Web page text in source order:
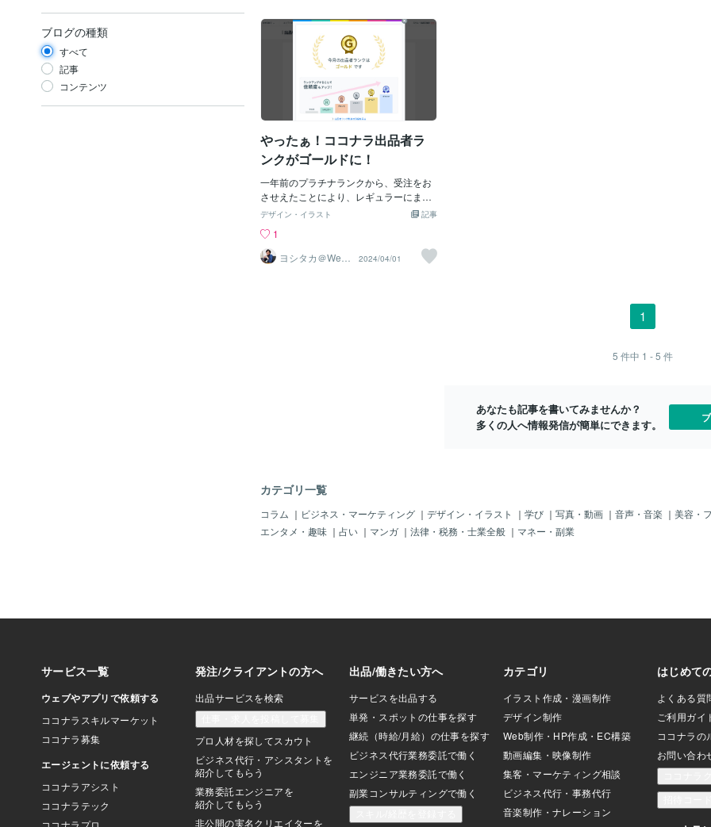
ブログの種類
すべて
記事
コンテンツ
ードから、「人との違い」と連想し「虹
色」で表現しました。・インパクトと高
級感のバランス化に成功して、めずらし
い事例です。当サービスでは、高級感を
テーマにしたヘッダー画像制作をご提供
いたします。・権威性を表現したヘッダ
ーがほしい・ひと目で心を鷲掴みにする
ようなクオリティだと嬉しい・ライバル
と圧倒的に差別化できるヘッダーがほし
いそんな方にぴったりのサービスです！
ご検討いただけますと幸いです。
セプトをどうやって決めるの？”あなたの
ビスの強み”です。これはあなたの主観で
決めるものではなく、お客様に聞いて決
やったぁ！ココナラ出品者ラ
ンクがゴールドに！
一年前のプラチナランクから、受注をお
させえたことにより、レギュラーにまで
転落..。最近、活動再開してから、おかげ
できました😂プラチナまでもう一息！お
客様の信頼を勝ち取れるよう精進いたし
ます。今後ともよろしくお願いします。
記事
デザイン・イラスト
1
ヨシタカ＠Web
集客デザイナー
2024/04/01
1
5 件中 1 - 5 件
あなたも記事を書いてみませんか？
多くの人へ情報発信が簡単にできます。
カテゴリ一覧
コラム ｜ ビジネス・マーケティング ｜ デザイン・イラスト ｜ 学び ｜ 写真・動画 ｜ 音声・音楽 ｜ 美容・
エンタメ・趣味 ｜ 占い ｜ マンガ ｜ 法律・税務・士業全般 ｜ マネー・副業